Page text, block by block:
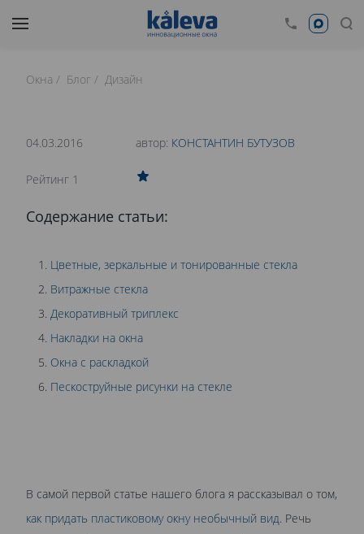
0
ЗАДЕКОРИРОВАТЬ ОКНО?
Окна Блог Дизайн
Содержание статьи:
Цветные, зеркальные и тонированные стекла
Витражные стекла
Декоративный триплекс
Накладки на окна
Окна с раскладкой
Пескоструйные рисунки на стекле
04.03.2016 автор: КОНСТАНТИН БУТУЗОВ
Рейтинг 1
В самой первой статье нашего блога я рассказывал о том,
как придать пластиковому окну необычный вид. Речь